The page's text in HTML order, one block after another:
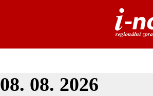
08. 08. 2026